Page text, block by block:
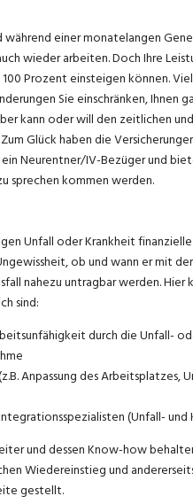
einer monatelangen
wieder arbeiten. Doch Ihre
Prozent einsteigen können.
Sie einschränken, Ihnen
kann oder will den zeitlichen
Glück haben die
Neurentner/IV-Bezüger und
sprechen kommen werden.
Unfall oder Krankheit
ob und wann er mit
nahezu untragbar werden.
sind:
durch die Unfall-
Anpassung des Arbeitsplatzes,
(Unfall- und
und dessen Know-how
Wiedereinstieg und
gestellt.